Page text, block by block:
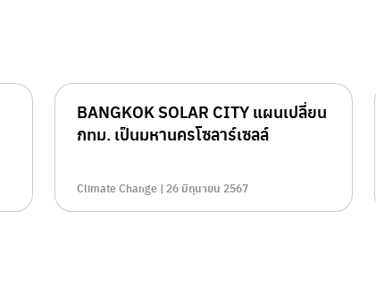
BANGKOK SOLAR CITY แผนเปลี่ยน
กทม. เป็นมหานครโซลาร์เซลล์
Climate Change | 26 มิถุนายน 2567